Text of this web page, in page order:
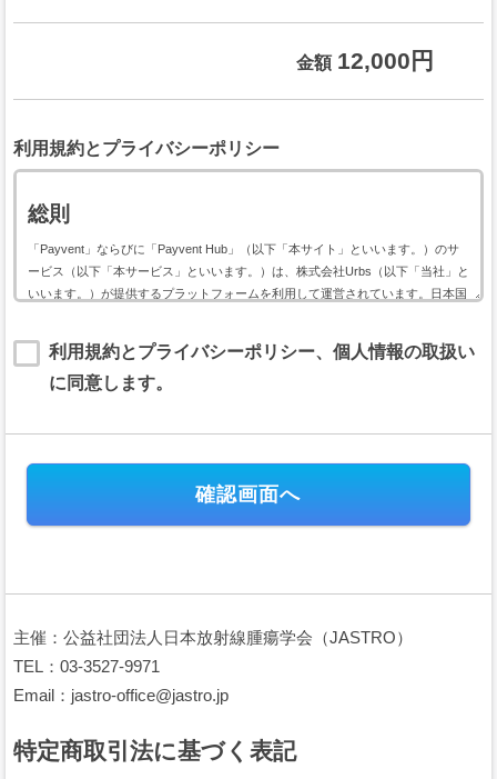
金額 12,000円
利用規約とプライバシーポリシー
総則
「Payvent」ならびに「Payvent Hub」（以下「本サイト」といいます。）のサ
ービス（以下「本サービス」といいます。）は、株式会社Urbs（以下「当社」と
いいます。）が提供するプラットフォームを利用して運営されています。日本国
ト用サービス利用規約（以下「本規約」といいます。）に基づいて提供されま
す。
本規約には、本サービスの提供条件及び当社と登録ユーザー（以下「ユーザー」
ります。
第１条（規約の適用）
る場合に、当該会員と当社との間に適用されます。
的に適用され、本規約の一部を構成します。会員及びユーザーは、本サー
ビスを利用することにより、本規約等及びプライバシーポリシーの全ての
当社が当社ウェブサイト上で掲載する本サービス利用に関するルール
本規約の内容と、前項のルールその他の本規約外における本サービスの
利用規約とプライバシーポリシー、個人情報の取扱い
に同意します。
主催：公益社団法人日本放射線腫瘍学会（JASTRO）
TEL：03-3527-9971
Email：jastro-office@jastro.jp
特定商取引法に基づく表記